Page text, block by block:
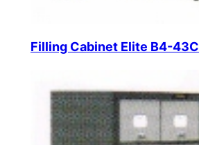
Filling Cabinet Elite B4-43C